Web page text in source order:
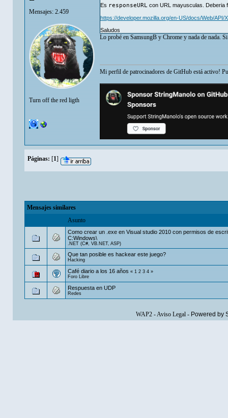
Mensajes: 2.459
Turn off the red ligth
Es responseURL con URL mayusculas. Deberia
https://developer.mozilla.org/en-US/docs/Web/API/
Saludos
Lo probé en SamsungB y Chrome y nada de nada.
Mi perfil de patrocinadores de GitHub está activo!
Páginas: [1]
Mensajes similares
Asunto
Como crear un .exe en Visual studio 2010 con permisos de
C:Windows\
.NET (C#, VB.NET, ASP)
Que tan posible es hackear este juego?
Hacking
Café diario a los 16 años «1 2 3 4»
Foro Libre
Respuesta en UDP
Redes
WAP2-Aviso Legal- Powered by